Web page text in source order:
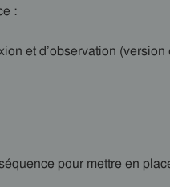
:
et d’observation
pour mettre en